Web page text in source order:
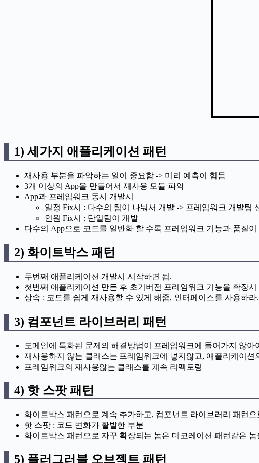
1) 세가지 애플리케이션 패턴
재사용 부분을 파악하는 일이 중요함 -> 미리 예측이 힘듬
3개 이상의 App을 만들어서 재사용 모듈 파악
App과 프레임워크 동시 개발시
일정 Fix시 : 다수의 팀이 나눠서 개발 -> 프레임워크 개발
인원 Fix시 : 단일팀이 개발
다수의 App으로 코드를 일반화 할 수록 프레임워크 기능과 품질
2) 화이트박스 패턴
두번째 애플리케이션 개발시 시작하면 됨.
첫번째 애플리케이션 만든 후 초기버전 프레임워크 기능을 확장
상속 : 코드를 쉽게 재사용할 수 있게 해줌, 인터페이스를 사용하
3) 컴포넌트 라이브러리 패턴
도메인에 특화된 문제의 해결방법이 프레임워크에 들어가지 않아
재사용하지 않는 클래스는 프레임워크에 넣지않고, 애플리케이션
프레임워크의 재사용않는 클래스를 계속 리펙토링
4) 핫 스팟 패턴
화이트박스 패턴으로 계속 추가하고, 컴포넌트 라이브러리 패턴
핫 스팟 : 코드 변화가 활발한 부분
화이트박스 패턴으로 자꾸 확장되는 놈은 데코레이션 패턴같은
5) 플러그러블 오브젝트 패턴